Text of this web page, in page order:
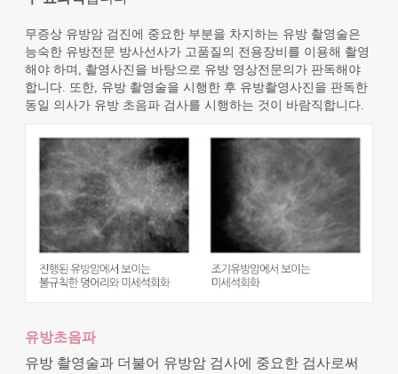
무증상 유방암 검진에 중요한 부분을 차지하는 유방 촬영술은
능숙한 유방전문 방사선사가 고품질의 전용장비를 이용해 촬영
해야 하며, 촬영사진을 바탕으로 유방 영상전문의가 판독해야
합니다. 또한, 유방 촬영술을 시행한 후 유방촬영사진을 판독한
동일 의사가 유방 초음파 검사를 시행하는 것이 바람직합니다.
유방초음파
유방 촬영술과 더불어 유방암 검사에 중요한 검사로써